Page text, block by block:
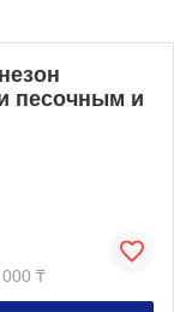
песочным и
₸